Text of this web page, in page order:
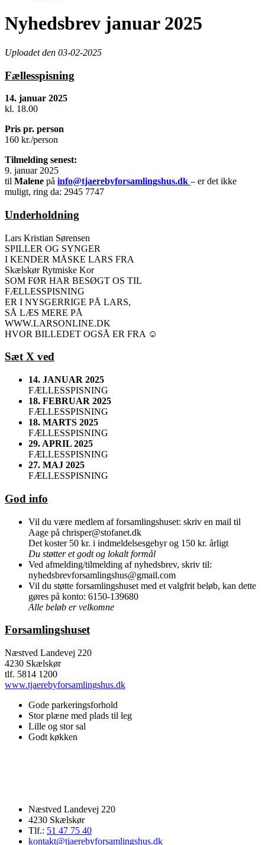
Nyhedsbrev januar 2025
Uploadet den 03-02-2025
Fællesspisning
14. januar 2025
kl. 18.00
Pris pr. person
160 kr./person
Tilmelding senest:
9. januar 2025
til Malene på info@tjaerebyforsamlingshus.dk – er det ikke
muligt, ring da: 2945 7747
Underholdning
Lars Kristian Sørensen
SPILLER OG SYNGER
I KENDER MÅSKE LARS FRA
Skælskør Rytmiske Kor
SOM FØR HAR BESØGT OS TIL
FÆLLESSPISNING
ER I NYSGERRIGE PÅ LARS,
SÅ LÆS MERE PÅ
WWW.LARSONLINE.DK
HVOR BILLEDET OGSÅ ER FRA ☺
Sæt X ved
14. JANUAR 2025
FÆLLESSPISNING
18. FEBRUAR 2025
FÆLLESSPISNING
18. MARTS 2025
FÆLLESSPISNING
29. APRIL 2025
FÆLLESSPISNING
27. MAJ 2025
FÆLLESSPISNING
God info
Vil du være medlem af forsamlingshuset: skriv en mail til
Aage på chrisper@stofanet.dk
Det koster 50 kr. i indmeldelsesgebyr og 150 kr. årligt
Du støtter et godt og lokalt formål
Ved afmelding/tilmelding af nyhedsbrev, skriv til:
nyhedsbrevforsamlingshus@gmail.com
Vil du støtte forsamlingshuset med et valgfrit beløb, kan dette
gøres på konto: 6150-139680
Alle beløb er velkomne
Forsamlingshuset
Næstved Landevej 220
4230 Skælskør
tlf. 5814 1200
www.tjaerebyforsamlingshus.dk
Gode parkeringsforhold
Stor plæne med plads til leg
Lille og stor sal
Godt køkken
Næstved Landevej 220
4230 Skælskør
Tlf.: 51 47 75 40
kontakt@tjaerebyforsamlingshus.dk